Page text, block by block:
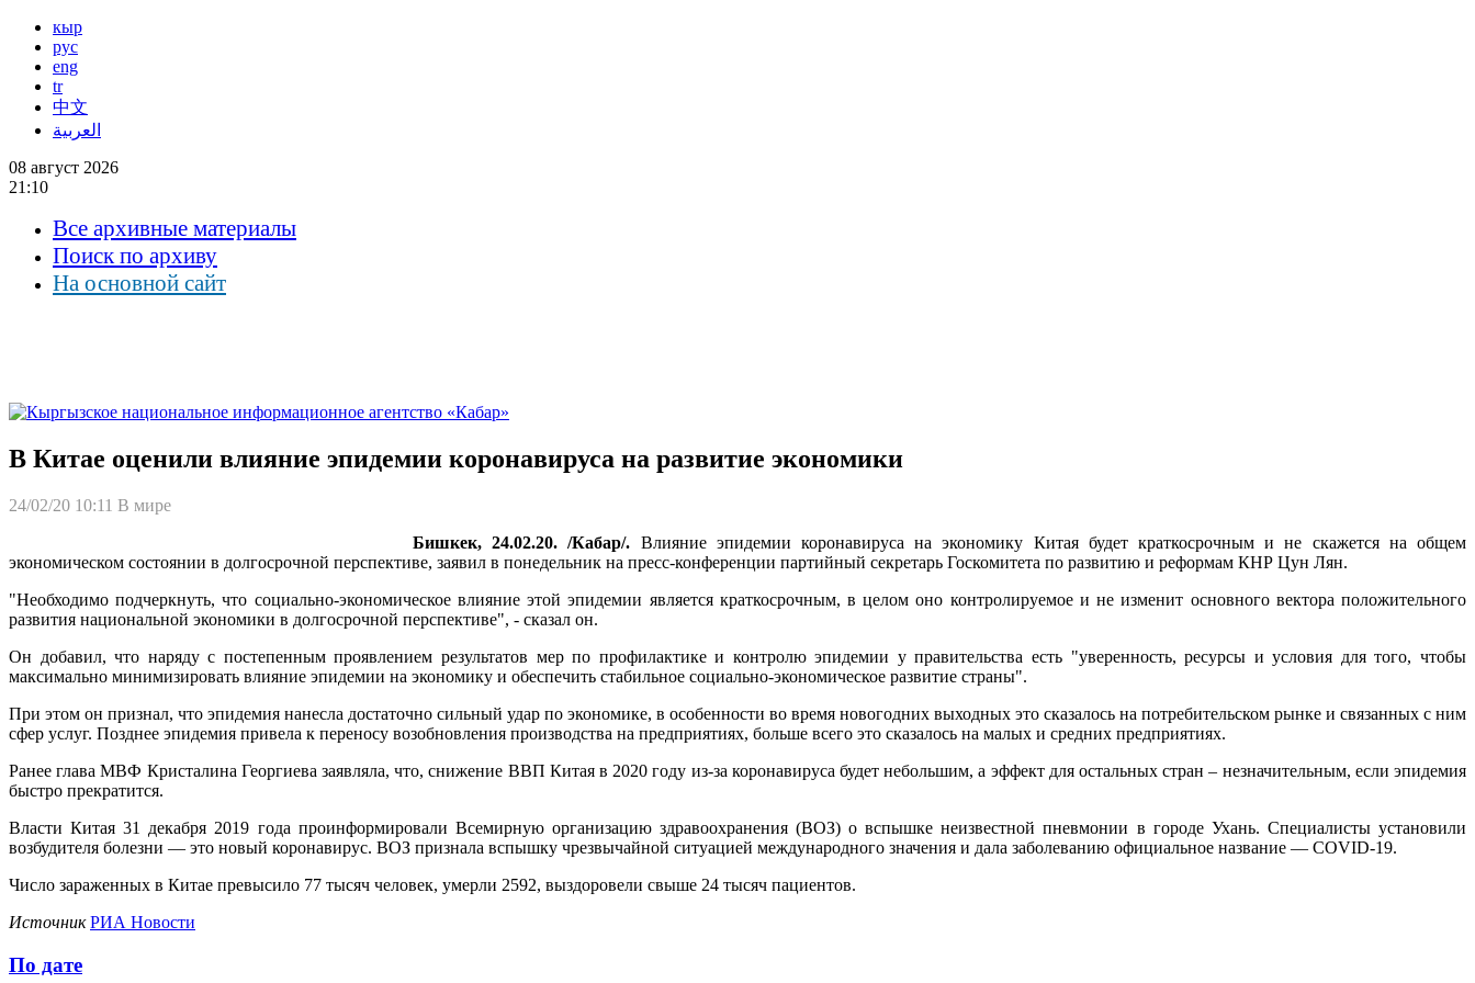
кыр
рус
eng
tr
中文
العربية
08 август 2026
21:10
Все архивные материалы
Поиск по архиву
На основной сайт
В Китае оценили влияние эпидемии коронавируса на развитие экономики
24/02/20 10:11 В мире
Бишкек, 24.02.20. /Кабар/. Влияние эпидемии коронавируса на экономику Китая будет краткосрочным и не скажется на общем
экономическом состоянии в долгосрочной перспективе, заявил в понедельник на пресс-конференции партийный секретарь Госкомитета по развитию и реформам КНР Цун Лян.
"Необходимо подчеркнуть, что социально-экономическое влияние этой эпидемии является краткосрочным, в целом оно контролируемое и не изменит основного вектора положительного
развития национальной экономики в долгосрочной перспективе", - сказал он.
Он добавил, что наряду с постепенным проявлением результатов мер по профилактике и контролю эпидемии у правительства есть "уверенность, ресурсы и условия для того, чтобы
максимально минимизировать влияние эпидемии на экономику и обеспечить стабильное социально-экономическое развитие страны".
При этом он признал, что эпидемия нанесла достаточно сильный удар по экономике, в особенности во время новогодних выходных это сказалось на потребительском рынке и связанных с ним
сфер услуг. Позднее эпидемия привела к переносу возобновления производства на предприятиях, больше всего это сказалось на малых и средних предприятиях.
Ранее глава МВФ Кристалина Георгиева заявляла, что, снижение ВВП Китая в 2020 году из-за коронавируса будет небольшим, а эффект для остальных стран – незначительным, если эпидемия
быстро прекратится.
Власти Китая 31 декабря 2019 года проинформировали Всемирную организацию здравоохранения (ВОЗ) о вспышке неизвестной пневмонии в городе Ухань. Специалисты установили
возбудителя болезни — это новый коронавирус. ВОЗ признала вспышку чрезвычайной ситуацией международного значения и дала заболеванию официальное название — COVID-19.
Число зараженных в Китае превысило 77 тысяч человек, умерли 2592, выздоровели свыше 24 тысяч пациентов.
ИсточникРИА Новости
По дате